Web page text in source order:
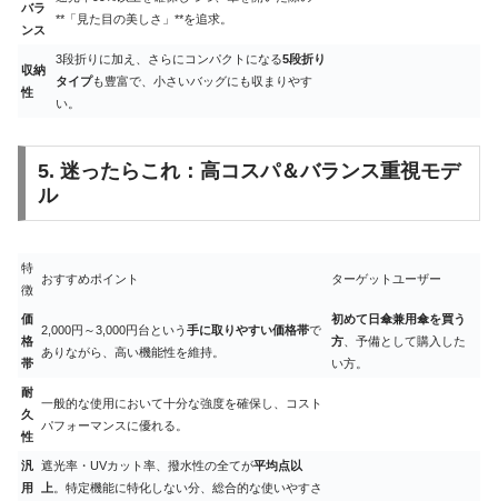
バラ
ンス
**「見た目の美しさ」**を追求。
収納
性
3段折りに加え、さらにコンパクトになる5段折り
タイプも豊富で、小さいバッグにも収まりやす
い。
5. 迷ったらこれ：高コスパ＆バランス重視モデ
ル
特
徴
おすすめポイント ターゲットユーザー
価
格
帯
2,000円～3,000円台という 手に取りやすい価格帯で
ありながら、高い機能性を維持。
初めて日傘兼用傘を買う
方 、予備として購入した
い方。
耐
久
性
一般的な使用において十分な強度を確保し、コスト
パフォーマンスに優れる。
汎
用
遮光率・UVカット率、撥水性の全てが平均点以
上 。特定機能に特化しない分、総合的な使いやすさ